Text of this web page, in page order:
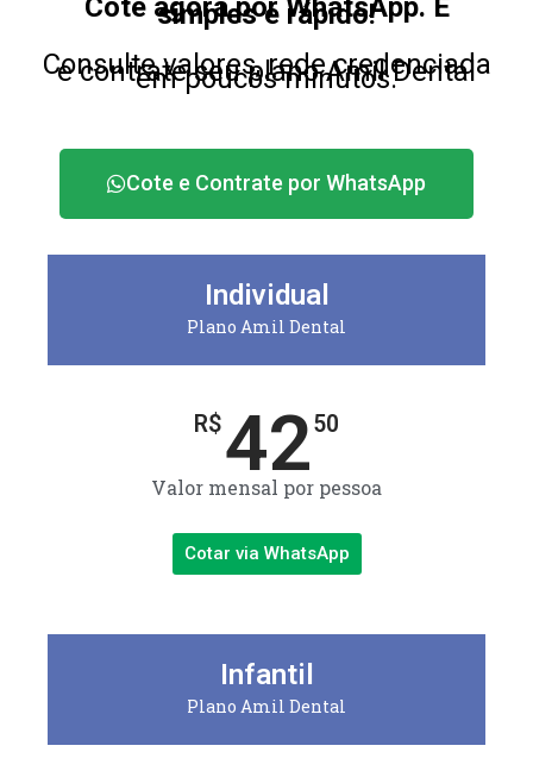
Cote agora por WhatsApp. É
simples e rápido!
Consulte valores, rede credenciada
e contrate seu plano Amil Dental
em poucos minutos.
Cote e Contrate por WhatsApp
Individual
Plano Amil Dental
R$4250
Valor mensal por pessoa
Cotar via WhatsApp
Infantil
Plano Amil Dental